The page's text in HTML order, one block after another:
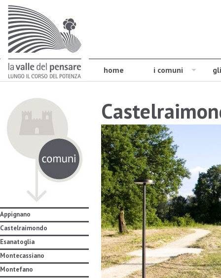
home i comuni
Appignano
Castelraimondo
Esanatoglia
Montecassiano
Montefano